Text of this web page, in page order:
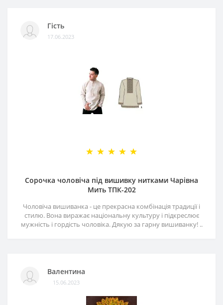
Гість
17.06.2023
Сорочка чоловіча під вишивку нитками Чарівна
Мить ТПК-202
Чоловіча вишиванка - це прекрасна комбінація традиції і
стилю. Вона виражає національну культуру і підкреслює
мужність і гордість чоловіка. Дякую за гарну вишиванку! ..
Валентина
15.06.2023